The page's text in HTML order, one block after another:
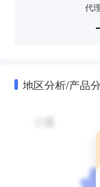
代
-
地区分析/产品